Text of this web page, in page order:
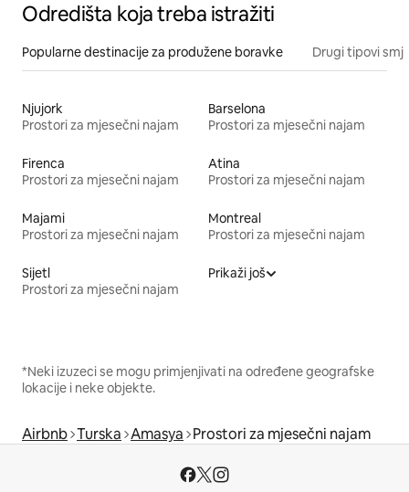
Odredišta koja treba istražiti
Popularne destinacije za produžene boravke Drugi tipovi
Njujork
Prostori za mjesečni najam
Barselona
Prostori za mjesečni najam
Firenca
Prostori za mjesečni najam
Atina
Prostori za mjesečni najam
Majami
Prostori za mjesečni najam
Montreal
Prostori za mjesečni najam
Sijetl
Prostori za mjesečni najam
Prikaži još
*Neki izuzeci se mogu primjenjivati na određene geografske
lokacije i neke objekte.
Airbnb Turska Amasya Prostori za mjesečni najam